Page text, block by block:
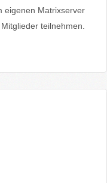
eigenen Matrixserver
teilnehmen.